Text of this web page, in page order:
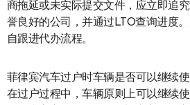
商拖延或未实际提交文件，应立即追
誉良好的公司，并通过LTO查询进度
自跟进代办流程。
菲律宾汽车过户时车辆是否可以继续使
在过户过程中，车辆原则上可以继续